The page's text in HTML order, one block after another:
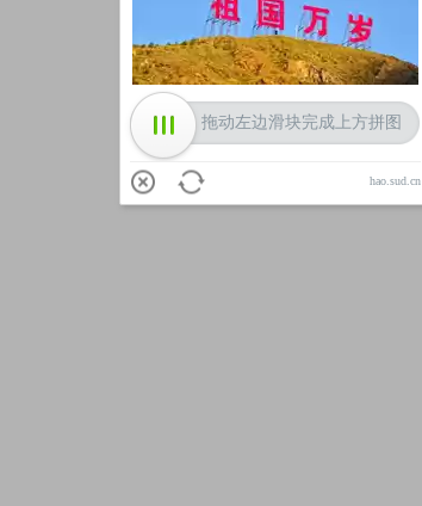
拖动左边滑块完成上方拼图
hao.sud.cn